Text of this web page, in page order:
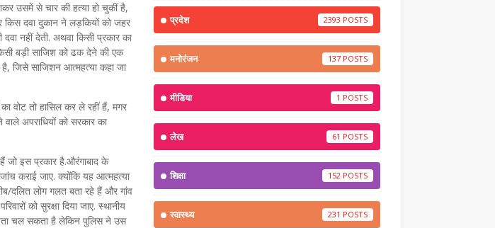
उसमें से चार की हत्या हो चुकीं है,
किस दवा दुकान ने लड़कियों को जहर
नहीं देती. अथवा किसी प्रकार का
बड़ी साजिश को ढक देने की एक
है, जिसे साजिशन आत्महत्या कहा जा
वोट तो हासिल कर ले रहीं हैं, मगर
अपराधियों को सरकार का
जो इस प्रकार है.औरंगाबाद के
कराई जाए. क्योंकि यह आत्महत्या
दलित लोग गलत बता रहे हैं और गांव
को सुरक्षा दिया जाए. स्थानीय
चल सकता है लेकिन पुलिस ने उस
प्रदेश 2393
मनोरंजन 137
मीडिया 1
लेख 61
शिक्षा 152
स्वास्थ्य 231